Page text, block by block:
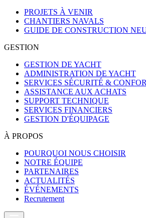
PROJETS À VENIR
CHANTIERS NAVALS
GUIDE DE CONSTRUCTION
GESTION
GESTION DE YACHT
ADMINISTRATION DE YACHT
SERVICES SÉCURITÉ &
ASSISTANCE AUX ACHATS
SUPPORT TECHNIQUE
SERVICES FINANCIERS
GESTION D'ÉQUIPAGE
À PROPOS
POURQUOI NOUS CHOISIR
NOTRE ÉQUIPE
PARTENAIRES
ACTUALITÉS
ÉVÉNEMENTS
Recrutement